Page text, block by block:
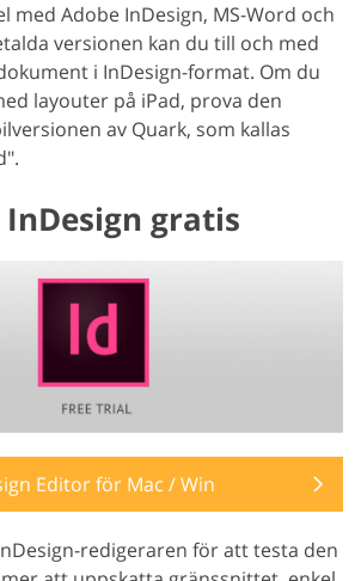
med Adobe InDesign, MS-Word och
versionen kan du till och med
i InDesign-format. Om du
layouter på iPad, prova den
av Quark, som kallas
gratis
Editor för Mac / Win
redigeraren för att testa den